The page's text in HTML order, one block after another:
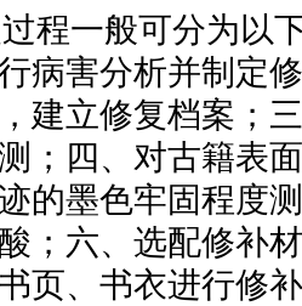
程一般可分为以
病害分析并制定
建立修复档案；
；四、对古籍表
的墨色牢固程度
；六、选配修补
页、书衣进行修